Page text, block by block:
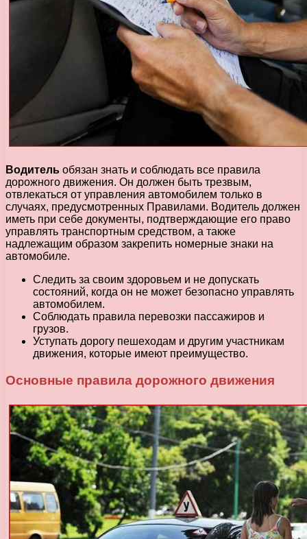
Водитель обязан знать и соблюдать все правила
дорожного движения. Он должен быть трезвым,
отвлекаться от управления автомобилем только в
случаях, предусмотренных Правилами. Водитель должен
иметь при себе документы, подтверждающие его право
управлять транспортным средством, а также
надлежащим образом закрепить номерные знаки на
автомобиле.
Следить за своим здоровьем и не допускать
состояний, когда он не может безопасно управлять
автомобилем.
Соблюдать правила перевозки пассажиров и
грузов.
Уступать дорогу пешеходам и другим участникам
движения, которые имеют преимущество.
Основные правила дорожного движения